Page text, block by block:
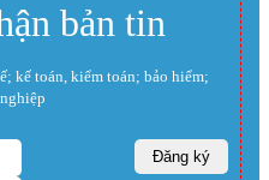
bản tin
kế toán, kiểm toán; bảo hiểm;